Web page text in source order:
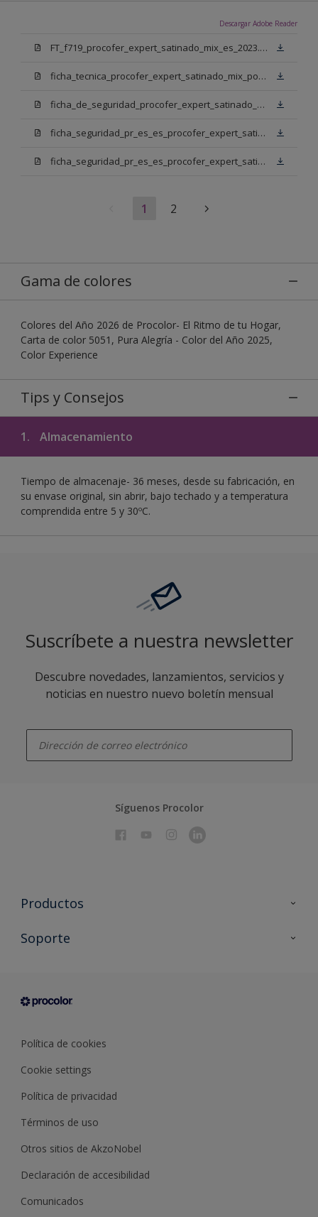
Descargar Adobe Reader
FT_f719_procofer_expert_satinado_mix_es_2023.pdf
ficha_tecnica_procofer_expert_satinado_mix_portugues.pdf
ficha_de_seguridad_procofer_expert_satinado_mix_portugues.pdf
ficha_seguridad_pr_es_es_procofer_expert_satinado_mix_bm.pdf
ficha_seguridad_pr_es_es_procofer_expert_satinado_mix_bn.pdf
1 2
Gama de colores
Colores del Año 2026 de Procolor- El Ritmo de tu Hogar,
Carta de color 5051, Pura Alegría - Color del Año 2025,
Color Experience
Tips y Consejos
1. Almacenamiento
Tiempo de almacenaje- 36 meses, desde su fabricación, en
su envase original, sin abrir, bajo techado y a temperatura
comprendida entre 5 y 30ºC.
Suscríbete a nuestra newsletter
Descubre novedades, lanzamientos, servicios y
noticias en nuestro nuevo boletín mensual
Síguenos Procolor
Productos
Todos los productos
Condiciones generales de venta
Soporte
Sobre Procolor
Política de cookies
Cookie settings
Política de privacidad
Términos de uso
Otros sitios de AkzoNobel
Declaración de accesibilidad
Comunicados